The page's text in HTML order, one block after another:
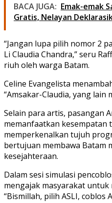
BACA JUGA: Emak-emak
Gratis, Nelayan
“Jangan lupa pilih nomor 2
Li Claudia Chandra,” seru
riuh oleh warga Batam.
Celine Evangelista
“Amsakar-Claudia, yang lain
Selain para artis, pasangan
memanfaatkan kesempatan
memperkenalkan tujuh
bertujuan membawa Batam
kesejahteraan.
Dalam sesi simulasi
mengajak masyarakat
“Bismillah, pilih ASLI, coblos